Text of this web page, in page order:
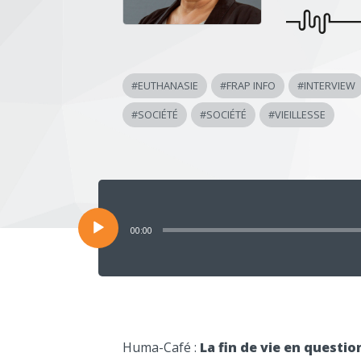
#EUTHANASIE #FRAP INFO #INTERVIEW
#SOCIÉTÉ #SOCIÉTÉ #VIEILLESSE
Lecteur
00:00
Huma-Café : La fin de vie en